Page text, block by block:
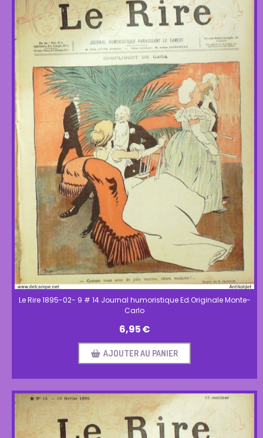
Le Rire 1895-02- 9 # 14 Journal humoristique Ed.Originale Monte-
Carlo
6,95€
AJOUTER AU PANIER